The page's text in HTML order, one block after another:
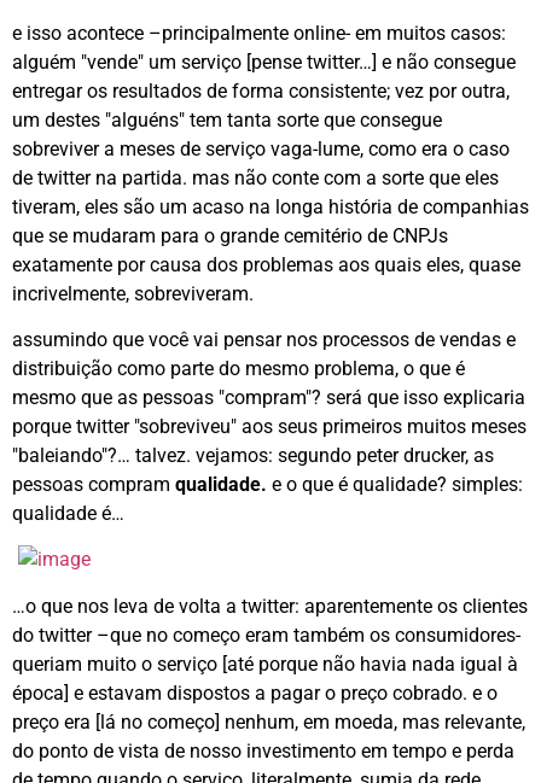
e isso acontece –principalmente online- em muitos casos:
alguém "vende" um serviço [pense twitter…] e não consegue
entregar os resultados de forma consistente; vez por outra,
um destes "alguéns" tem tanta sorte que consegue
sobreviver a meses de serviço vaga-lume, como era o caso
de twitter na partida. mas não conte com a sorte que eles
tiveram, eles são um acaso na longa história de companhias
que se mudaram para o grande cemitério de CNPJs
exatamente por causa dos problemas aos quais eles, quase
incrivelmente, sobreviveram.
assumindo que você vai pensar nos processos de vendas e
distribuição como parte do mesmo problema, o que é
mesmo que as pessoas "compram"? será que isso explicaria
porque twitter "sobreviveu" aos seus primeiros muitos meses
"baleiando"?… talvez. vejamos: segundo peter drucker, as
pessoas compram qualidade. e o que é qualidade? simples:
qualidade é…
…o que nos leva de volta a twitter: aparentemente os clientes
do twitter –que no começo eram também os consumidores-
queriam muito o serviço [até porque não havia nada igual à
época] e estavam dispostos a pagar o preço cobrado. e o
preço era [lá no começo] nenhum, em moeda, mas relevante,
do ponto de vista de nosso investimento em tempo e perda